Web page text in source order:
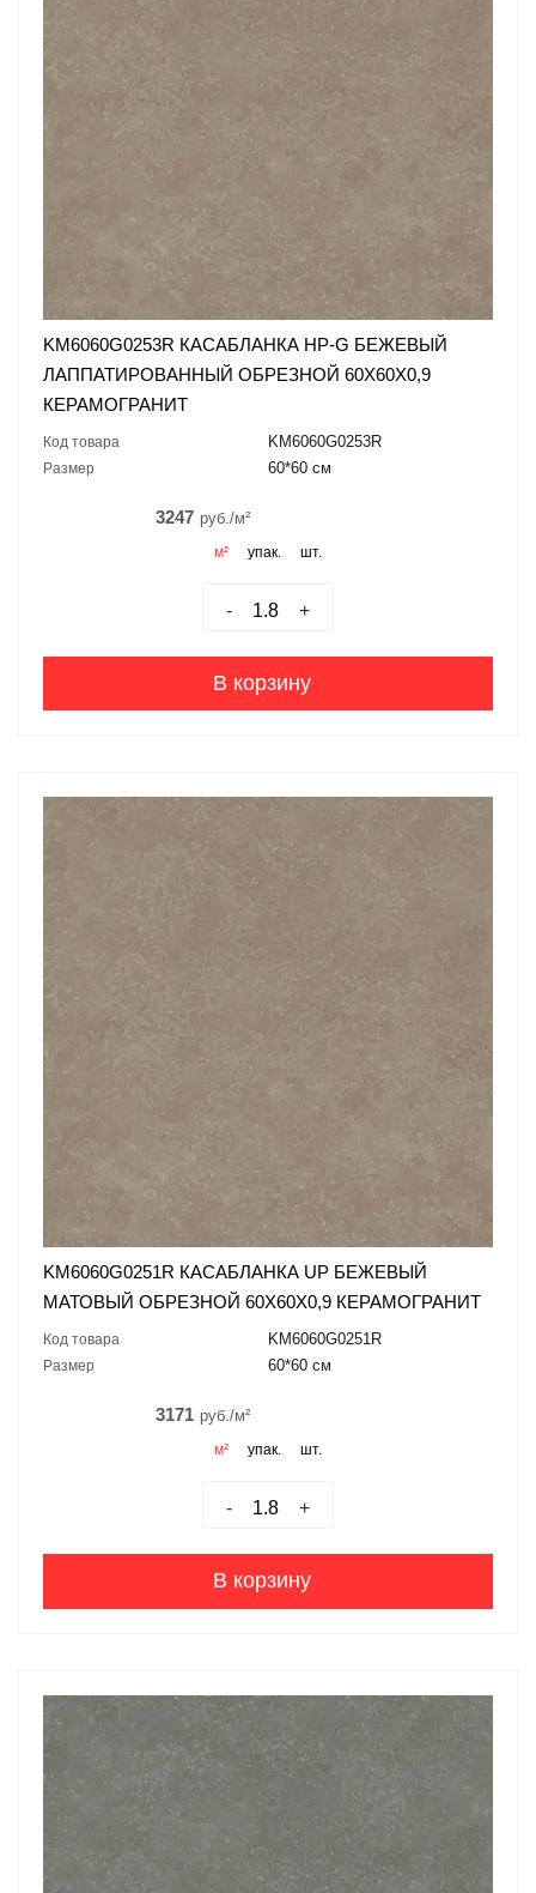
KM6060G0253R КАСАБЛАНКА HP-G БЕЖЕВЫЙ
ЛАППАТИРОВАННЫЙ ОБРЕЗНОЙ 60X60X0,9
КЕРАМОГРАНИТ
Код товара KM6060G0253R
Размер 60*60 см
3247 руб./м²
м² упак. шт.
- +
В корзину
KM6060G0251R КАСАБЛАНКА UP БЕЖЕВЫЙ
МАТОВЫЙ ОБРЕЗНОЙ 60X60X0,9 КЕРАМОГРАНИТ
Код товара KM6060G0251R
Размер 60*60 см
3171 руб./м²
м² упак. шт.
- +
В корзину